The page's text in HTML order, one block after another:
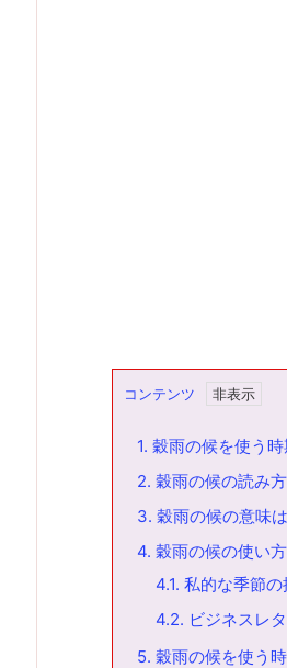
コンテンツ
1. 穀雨の候を使う時
2. 穀雨の候の読み
3. 穀雨の候の意味
4. 穀雨の候の使い
4.1. 私的な季節
4.2. ビジネスレ
5. 穀雨の候を使う